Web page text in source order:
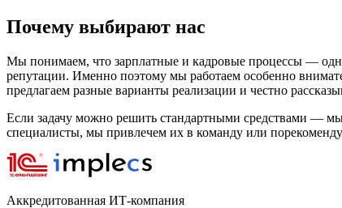
Почему выбирают нас
Мы понимаем, что зарплатные и кадровые процессы —
репутации. Именно поэтому мы работаем особенно
предлагаем разные варианты реализации и честно
Если задачу можно решить стандартными средствами —
специалисты, мы привлечем их в команду или
Аккредитованная ИТ-компания